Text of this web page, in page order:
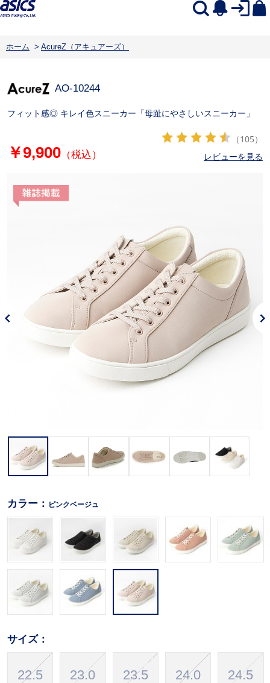
ホーム > AcureZ（アキュアーズ）
AO-10244
フィット感◎ キレイ色スニーカー「母趾にやさしいスニーカー」
￥9,900（税込）
（105）
レビューを見る
カラー： ピンクベージュ
サイズ：
22.5 23.0 23.5 24.0 24.5